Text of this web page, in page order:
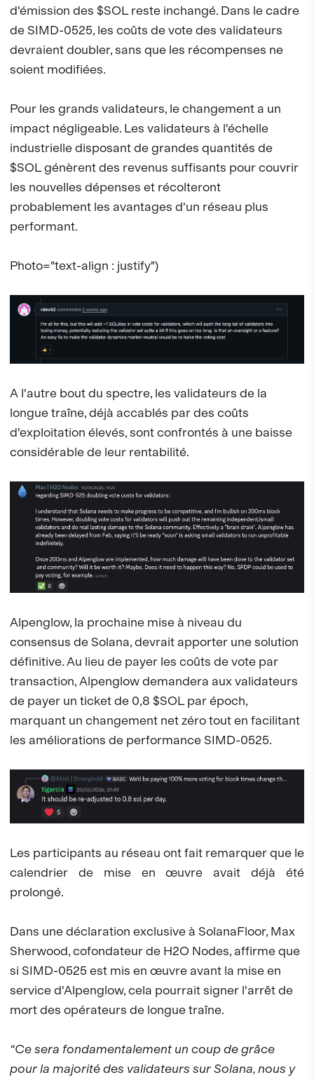
d'émission des $SOL reste inchangé. Dans le cadre
de SIMD-0525, les coûts de vote des validateurs
devraient doubler, sans que les récompenses ne
soient modifiées.
Pour les grands validateurs, le changement a un
impact négligeable. Les validateurs à l'échelle
industrielle disposant de grandes quantités de
$SOL génèrent des revenus suffisants pour couvrir
les nouvelles dépenses et récolteront
probablement les avantages d'un réseau plus
performant.
Photo="text-align : justify")
A l'autre bout du spectre, les validateurs de la
longue traîne, déjà accablés par des coûts
d'exploitation élevés, sont confrontés à une baisse
considérable de leur rentabilité.
Alpenglow, la prochaine mise à niveau du
consensus de Solana, devrait apporter une solution
définitive. Au lieu de payer les coûts de vote par
transaction, Alpenglow demandera aux validateurs
de payer un ticket de 0,8 $SOL par époch,
marquant un changement net zéro tout en facilitant
les améliorations de performance SIMD-0525.
Les participants au réseau ont fait remarquer que le
calendrier de mise en œuvre avait déjà été
prolongé.
Dans une déclaration exclusive à SolanaFloor, Max
Sherwood, cofondateur de H2O Nodes, affirme que
si SIMD-0525 est mis en œuvre avant la mise en
service d'Alpenglow, cela pourrait signer l'arrêt de
mort des opérateurs de longue traîne.
“Ce sera fondamentalement un coup de grâce
pour la majorité des validateurs sur Solana, nous y